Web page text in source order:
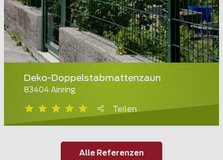
Deko-Doppelstabmattenzaun
83404 Ainring
Teilen
Alle Referenzen